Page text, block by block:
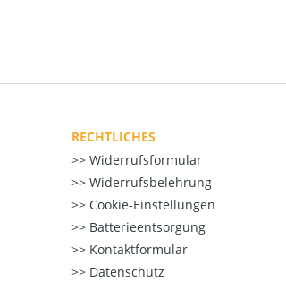
RECHTLICHES
Widerrufsformular
Widerrufsbelehrung
Cookie-Einstellungen
Batterieentsorgung
Kontaktformular
Datenschutz